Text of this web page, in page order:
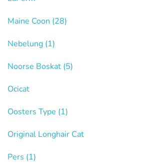
Maine Coon (28)
Nebelung (1)
Noorse Boskat (5)
Ocicat
Oosters Type (1)
Original Longhair Cat
Pers (1)